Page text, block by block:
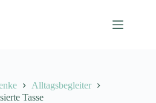
Alltagsbegleiter
Tasse